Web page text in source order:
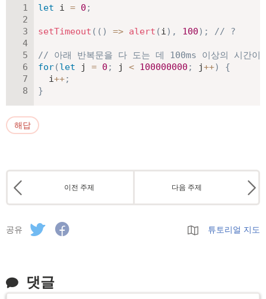
let i = 0 ;
setTimeout ( ( ) => alert (i) , 100) ; // ?
// 아래 반복문을 다 도는 데 100ms 이상의 시간이
for(let j = 0 ; j < 100000000 ; j++)
{
  i
++;
}
해답
이전 주제 다음 주제
공유 튜토리얼 지도
댓글